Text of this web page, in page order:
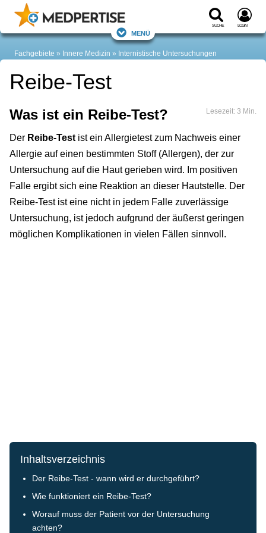
Suche Login
Menü
Fachgebiete Innere Medizin Internistische Untersuchungen
Reibe-Test
Lesezeit: 3 Min.
Was ist ein Reibe-Test?
Der Reibe-Test ist ein Allergietest zum Nachweis einer
Allergie auf einen bestimmten Stoff (Allergen), der zur
Untersuchung auf die Haut gerieben wird. Im positiven
Falle ergibt sich eine Reaktion an dieser Hautstelle. Der
Reibe-Test ist eine nicht in jedem Falle zuverlässige
Untersuchung, ist jedoch aufgrund der äußerst geringen
möglichen Komplikationen in vielen Fällen sinnvoll.
Inhaltsverzeichnis
Der Reibe-Test - wann wird er durchgeführt?
Wie funktioniert ein Reibe-Test?
Worauf muss der Patient vor der Untersuchung
achten?